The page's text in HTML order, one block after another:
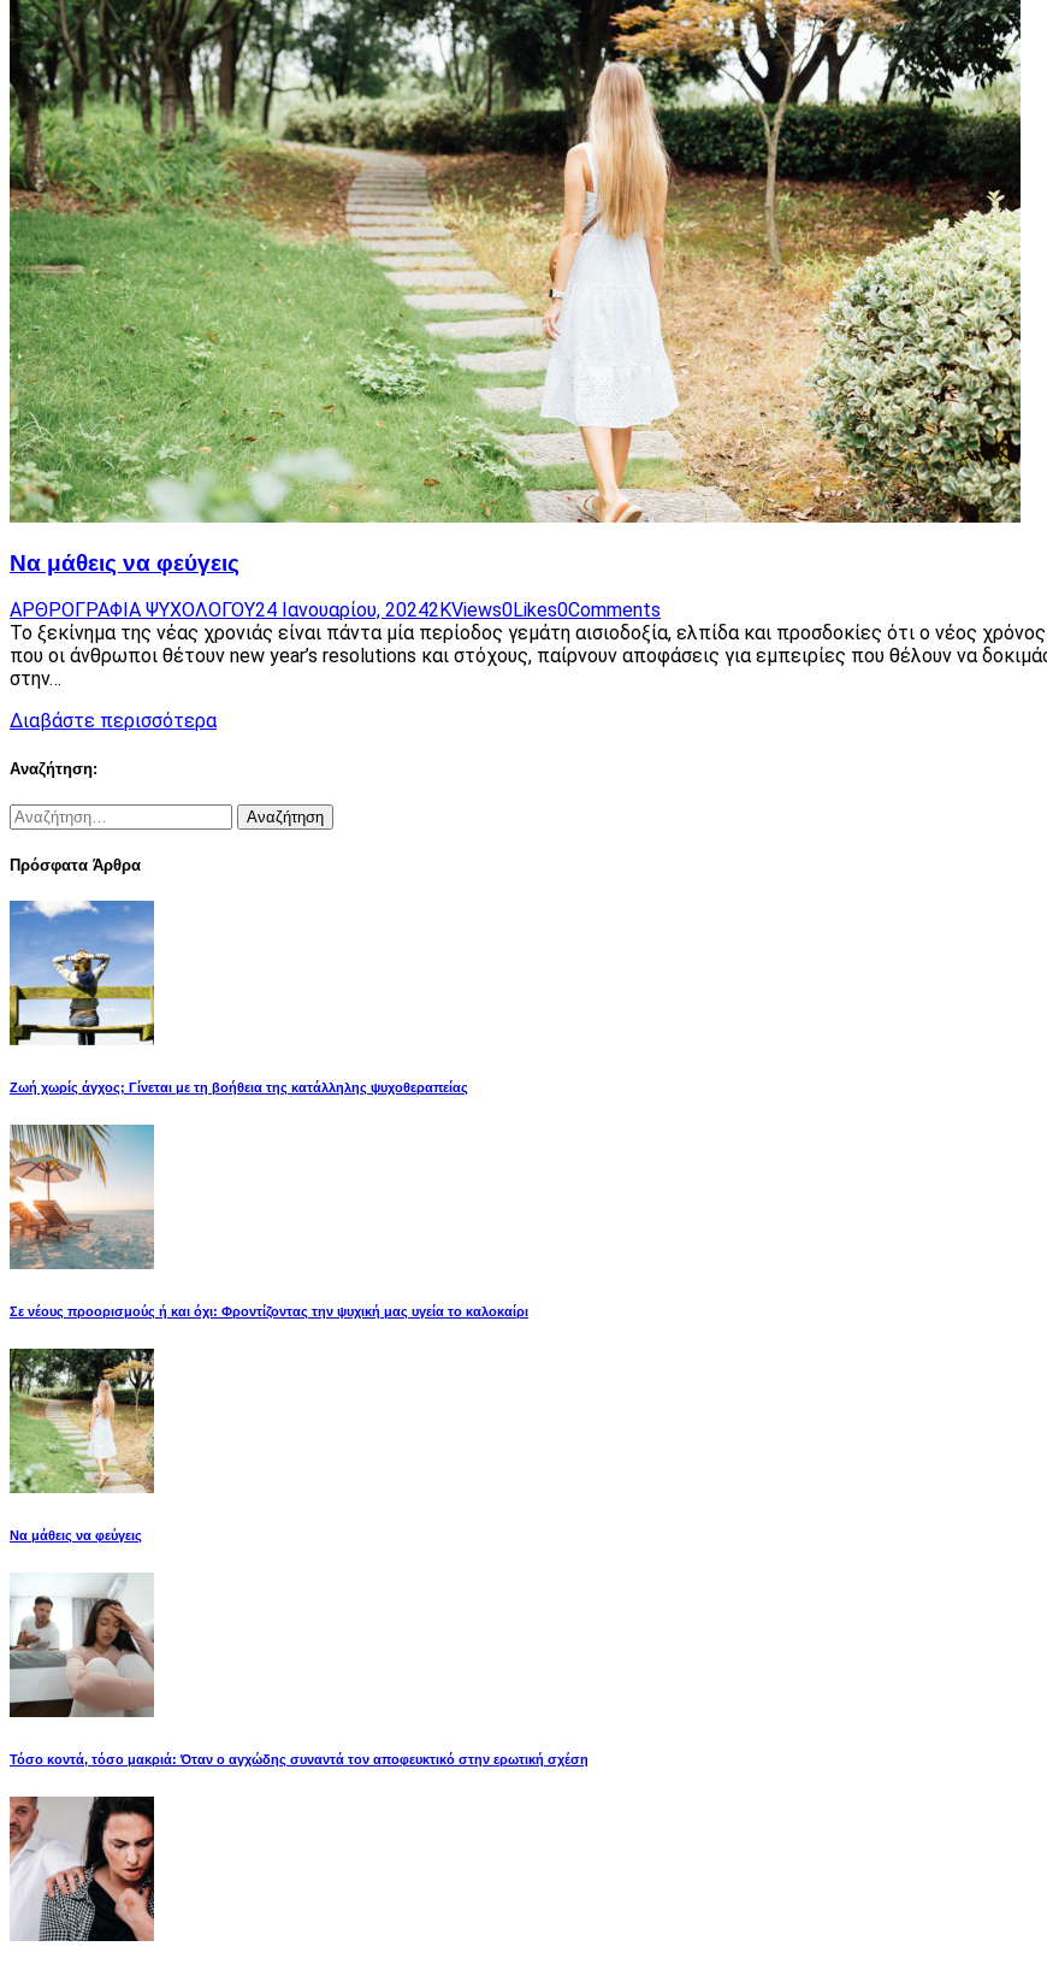
Να μάθεις να φεύγεις
ΑΡΘΡΟΓΡΑΦΙΑ ΨΥΧΟΛΟΓΟΥ24 Ιανουαρίου, 20242KViews0Likes0Comments
Το ξεκίνημα της νέας χρονιάς είναι πάντα μία περίοδος γεμάτη αισιοδοξία, ελπίδα και προσδοκίες ότι ο νέος
που οι άνθρωποι θέτουν new year’s resolutions και στόχους, παίρνουν αποφάσεις για εμπειρίες που θέλουν να
στην…
Διαβάστε περισσότερα
Αναζήτηση:
Αναζήτηση
για:
Πρόσφατα Άρθρα
Ζωή χωρίς άγχος; Γίνεται με τη βοήθεια της κατάλληλης ψυχοθεραπείας
Σε νέους προορισμούς ή και όχι: Φροντίζοντας την ψυχική μας υγεία το καλοκαίρι
Να μάθεις να φεύγεις
Τόσο κοντά, τόσο μακριά: Όταν ο αγχώδης συναντά τον αποφευκτικό στην ερωτική σχέση